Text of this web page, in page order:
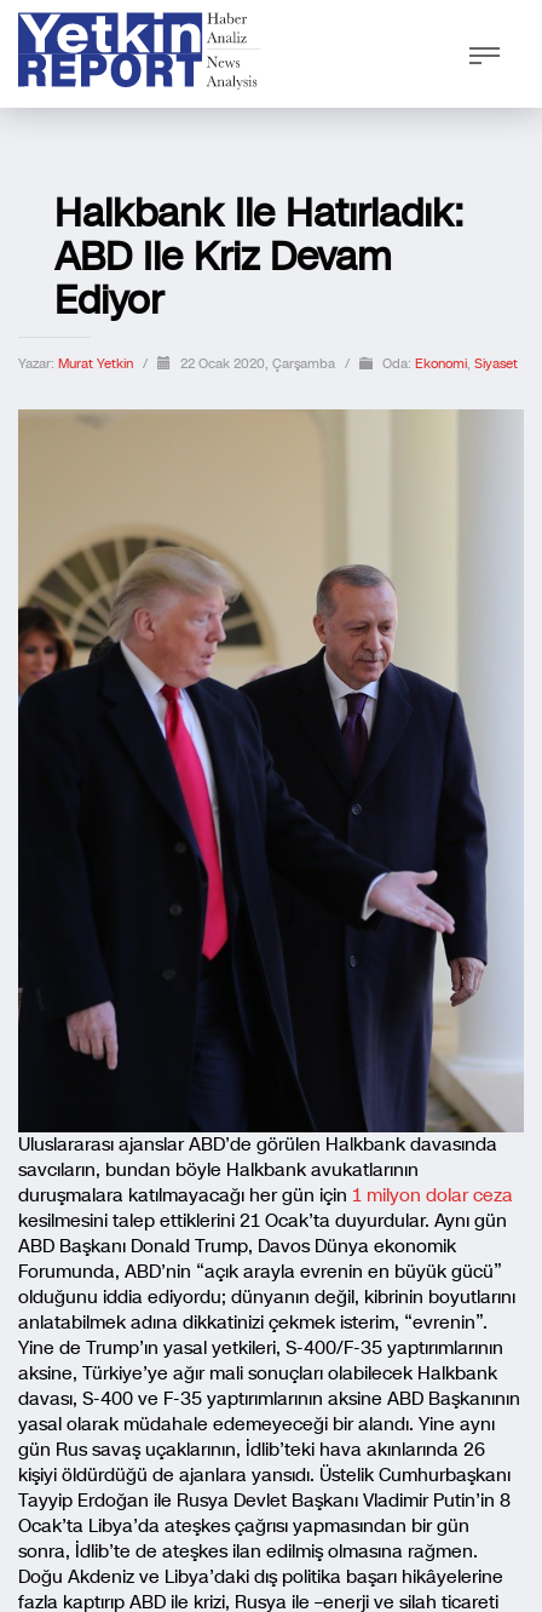
Halkbank Ile Hatırladık:
ABD Ile Kriz Devam
Ediyor
Yazar: Murat Yetkin / 22 Ocak 2020, Çarşamba / Oda: Ekonomi, Siyaset
Uluslararası ajanslar ABD’de görülen Halkbank davasında
savcıların, bundan böyle Halkbank avukatlarının
duruşmalara katılmayacağı her gün için 1 milyon dolar ceza
kesilmesini talep ettiklerini 21 Ocak’ta duyurdular. Aynı gün
ABD Başkanı Donald Trump, Davos Dünya ekonomik
Forumunda, ABD’nin “açık arayla evrenin en büyük gücü”
olduğunu iddia ediyordu; dünyanın değil, kibrinin boyutlarını
anlatabilmek adına dikkatinizi çekmek isterim, “evrenin”.
Yine de Trump’ın yasal yetkileri, S-400/F-35 yaptırımlarının
aksine, Türkiye’ye ağır mali sonuçları olabilecek Halkbank
davası, S-400 ve F-35 yaptırımlarının aksine ABD Başkanının
yasal olarak müdahale edemeyeceği bir alandı. Yine aynı
gün Rus savaş uçaklarının, İdlib’teki hava akınlarında 26
kişiyi öldürdüğü de ajanlara yansıdı. Üstelik Cumhurbaşkanı
Tayyip Erdoğan ile Rusya Devlet Başkanı Vladimir Putin’in 8
Ocak’ta Libya’da ateşkes çağrısı yapmasından bir gün
sonra, İdlib’te de ateşkes ilan edilmiş olmasına rağmen.
Doğu Akdeniz ve Libya’daki dış politika başarı hikâyelerine
fazla kaptırıp ABD ile krizi, Rusya ile –enerji ve silah ticareti